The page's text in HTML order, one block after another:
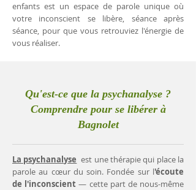
enfants est un espace de parole unique où
votre inconscient se libère, séance après
séance, pour que vous retrouviez l'énergie de
vous réaliser.
Qu'est-ce que la psychanalyse ?
Comprendre pour se libérer à
Bagnolet
La psychanalyse est une thérapie qui place la
parole au cœur du soin. Fondée sur l'écoute
de l'inconscient— cette part de nous-même